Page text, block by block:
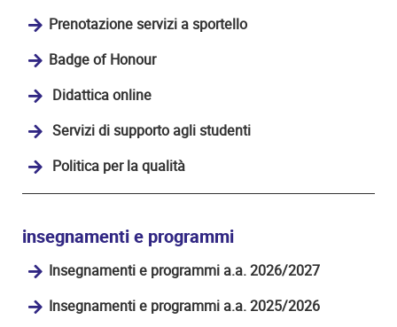
Prenotazione servizi a sportello
Badge of Honour
Didattica online
Servizi di supporto agli studenti
Politica per la qualità
insegnamenti e programmi
Insegnamenti e programmi a.a. 2026/2027
Insegnamenti e programmi a.a. 2025/2026